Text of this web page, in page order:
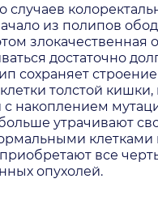
случаев
из полипов
злокачественная
достаточно
сохраняет
толстой кишки,
накоплением
утрачивают
клетками
все
опухолей.